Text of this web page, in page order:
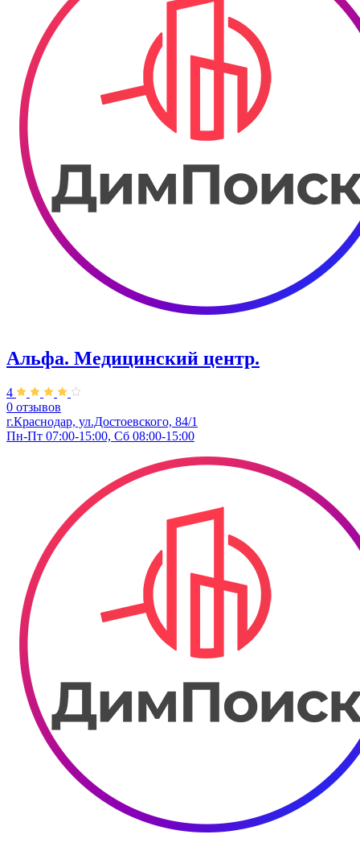
Альфа. Медицинский центр.
4
0 отзывов
г.Краснодар, ул.Достоевского, 84/1
Пн-Пт 07:00-15:00, Сб 08:00-15:00